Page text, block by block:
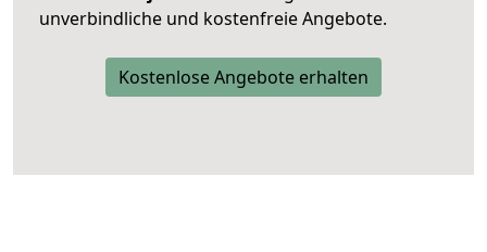
unverbindliche und kostenfreie Angebote.
Kostenlose Angebote erhalten